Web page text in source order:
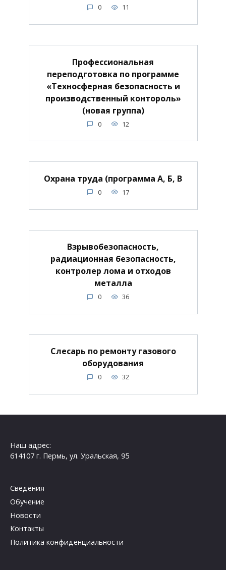
0 11
Профессиональная
переподготовка по программе
«Техносферная безопасность и
производственный контороль»
(новая группа)
0 12
Охрана труда (программа А, Б, В
0 17
Взрывобезопасность,
радиационная безопасность,
контролер лома и отходов
металла
0 36
Слесарь по ремонту газового
оборудования
0 32
Наш адрес:
614107 г. Пермь, ул. Уральская, 95
Сведения
Обучение
Новости
Контакты
Политика конфиденциальности